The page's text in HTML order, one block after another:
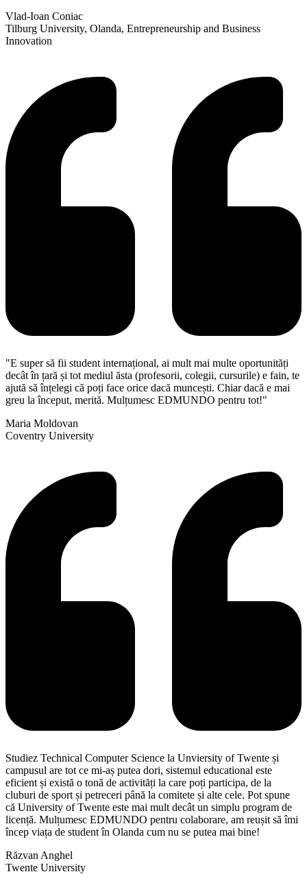
Vlad-Ioan Coniac
Tilburg University, Olanda, Entrepreneurship and Business
Innovation
"E super să fii student internațional, ai mult mai multe oportunități
decât în țară și tot mediul ăsta (profesorii, colegii, cursurile) e fain, te
ajută să înțelegi că poți face orice dacă muncești. Chiar dacă e mai
greu la început, merită. Mulțumesc EDMUNDO pentru tot!"
Maria Moldovan
Coventry University
Studiez Technical Computer Science la Unviersity of Twente și
campusul are tot ce mi-aș putea dori, sistemul educational este
eficient și există o tonă de activități la care poți participa, de la
cluburi de sport și petreceri până la comitete și alte cele. Pot spune
că University of Twente este mai mult decât un simplu program de
licență. Mulțumesc EDMUNDO pentru colaborare, am reușit să îmi
încep viața de student în Olanda cum nu se putea mai bine!
Răzvan Anghel
Twente University